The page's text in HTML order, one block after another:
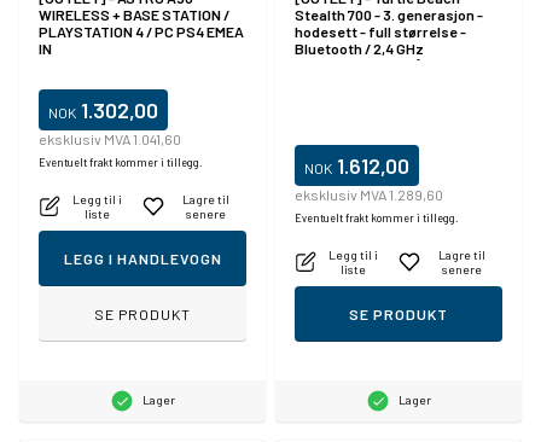
WIRELESS + BASE STATION /
PLAYSTATION 4 / PC PS4 EMEA
IN
NOK 1.302,00
eksklusiv MVA 1.041,60
Eventuelt frakt kommer i tillegg.
Legg til i
liste
Lagre til
senere
LEGG I HANDLEVOGN
SE PRODUKT
Lager
Stealth 700 - 3. generasjon -
hodesett - full størrelse -
Bluetooth / 2,4 GHz
radiofrekvens - trådløs -
NOK 1.612,00
eksklusiv MVA 1.289,60
Eventuelt frakt kommer i tillegg.
Legg til i
liste
Lagre til
senere
SE PRODUKT
Lager